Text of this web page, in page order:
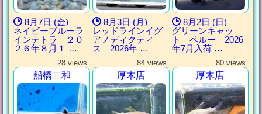
8月7日 (金)
ネイビーブルーラ
インテトラ ２０
２６年８月１ …
8月3日 (月)
レッドラインイグ
アノディクティ
ス 2026年 …
8月2日 (日)
グリーンキャッ
ト ペルー 2026
年7月入荷 …
28 views
船橋二和
84 views
厚木店
80 views
厚木店